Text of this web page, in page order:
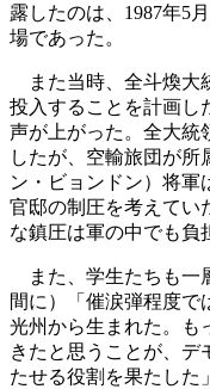
露したのは、1987年5
場であった。
また当時、全斗煥大
投入することを計画し
声が上がった。全大統
したが、空輸旅団が所
ン・ビョンドン）将軍
官邸の制圧を考えてい
な鎮圧は軍の中でも負
また、学生たちも一
間に）「催涙弾程度で
光州から生まれた。も
きたと思うことが、デ
たせる役割を果たした